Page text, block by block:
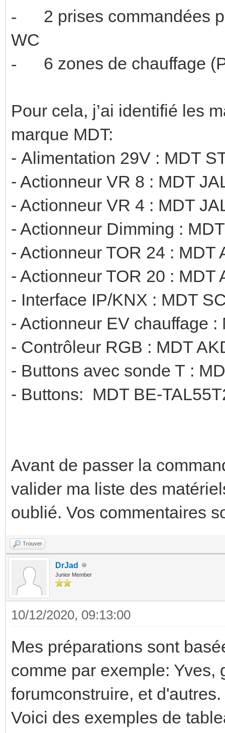
-
2 prises commandées
- 6 zones de chauffage
Pour cela, j’ai identifié les
marque MDT:
- Alimentation 29V : MDT
- Actionneur VR 8 : MDT
- Actionneur VR 4 : MDT
- Actionneur Dimming :
- Actionneur TOR 24 :
- Actionneur TOR 20 :
- Interface IP/KNX : MDT
- Actionneur EV
- Contrôleur RGB : MDT
- Buttons avec sonde T :
- Buttons: MDT BE-
Avant de passer la
valider ma liste des
oublié. Vos commentaires
Trouver
DrJad
Junior Member
10/12/2020, 09:13:00
Mes préparations sont
comme par exemple: Yves,
forumconstruire, et
Voici des exemples de